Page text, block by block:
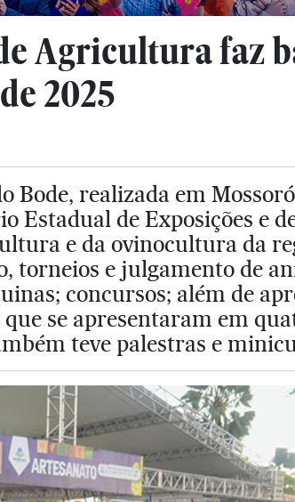
Agricultura faz
2025
Bode, realizada em
Estadual de Exposições e
e da ovinocultura da
torneios e julgamento de
concursos; além de
se apresentaram em
teve palestras e